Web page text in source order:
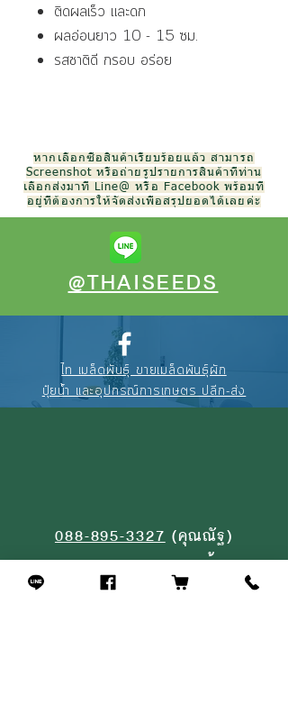
ติดผลเร็ว และดก
ผลอ่อนยาว 10 - 15 ซม.
รสชาติดี กรอบ อร่อย
หากเลือกซื้อสินค้าเรียบร้อยแล้ว สามารถ
Screenshot หรือถ่ายรูปรายการสินค้าที่ท่าน
เลือกส่งมาที่ Line@ หรือ Facebook พร้อมที่
อยู่ที่ต้องการให้จัดส่งเพื่อสรุปยอดได้เลยค่ะ
@THAISEEDS
ไท เมล็ดพันธุ์ ขายเมล็ดพันธุ์ผัก
ปุ๋ยน้ำ และอุปกรณ์การเกษตร ปลีก-ส่ง
088-895-3327(คุณณัฐ)
094-256-2322(คุณจุ้ย)
02-908-4464
(หน้าร้าน)